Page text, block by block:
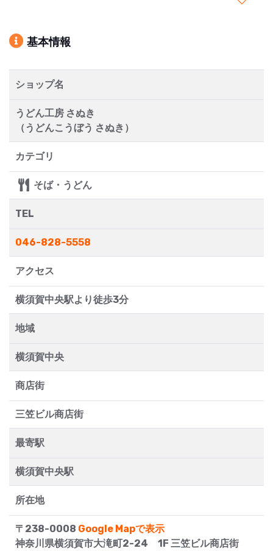
基本情報
ショップ名
うどん工房 さぬき
（うどんこうぼう さぬき）
カテゴリ
そば・うどん
TEL
046-828-5558
アクセス
横須賀中央駅より徒歩3分
地域
横須賀中央
商店街
三笠ビル商店街
最寄駅
横須賀中央駅
所在地
〒238-0008 Google Mapで表示
神奈川県横須賀市大滝町2-24 1F 三笠ビル商店街